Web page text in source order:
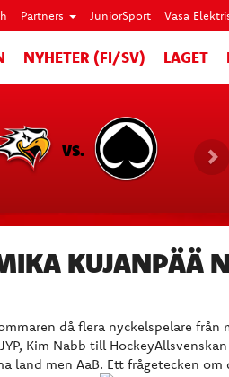
Partners JuniorSport Vasa
NYHETER (FI/SV) LAGET
VS.
KUJANPÄÄ
då flera nyckelspelare från
Kim Nabb till
land men AaB. Ett frågetecken